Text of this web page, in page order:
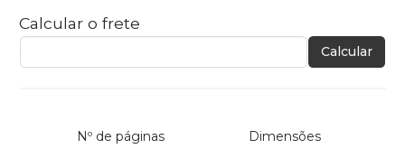
Calcular o frete
Calcular
Nº de páginas Dimensões